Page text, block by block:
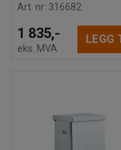
Art. nr: 316682
1 835,-
eks. MVA
LEGG